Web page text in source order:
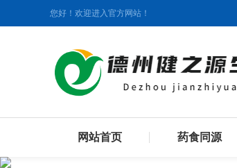
您好！欢迎进入官方网站！
网站首页 药食同源